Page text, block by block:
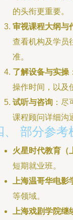
的头衔更重要。
审视课程大纲与
查看机构及学员
准。
了解设备与实操
操作时间，以及
试听与咨询 ：
课程顾问详细沟
、 部分参考
火星时代教育（
短期就业班。
上海温哥华电影
等领域。
上海戏剧学院继